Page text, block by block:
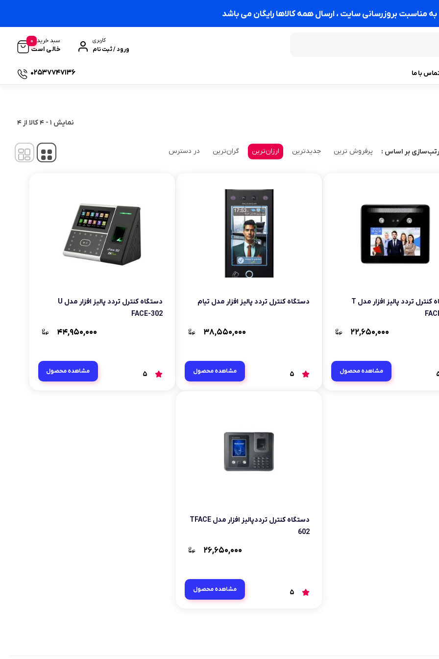
به مناسبت بروزرسانی سایت ، ارسال همه کالاها رایگان می باشد
کاربری
ورود / ثبت نام
سبد خرید
خالی است
0
با ما 02537747136
نمایش 1
-
4کالا از 4
بر اساس : پرفروش ترین جدیدترین ارزان‌ترین گران‌ترین در دسترس
دستگاه کنترل تردد پالیز افزار مدل T
۲۲,۶۵۰,۰۰۰
مشاهده محصول
دستگاه کنترل تردد پالیز افزار مدل تیام
۳۸,۵۵۰,۰۰۰
مشاهده محصول 5
دستگاه کنترل تردد پالیز افزار مدل U
FACE-302
۴۴,۹۵۰,۰۰۰
مشاهده محصول 5
دستگاه کنترل ترددپالیز افزار مدل TFACE
602
۲۶,۶۵۰,۰۰۰
مشاهده محصول 5